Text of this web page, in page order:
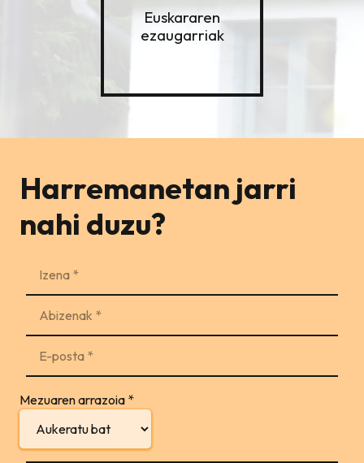
Euskararen
ezaugarriak
Harremanetan jarri
nahi duzu?
Mezuaren arrazoia *